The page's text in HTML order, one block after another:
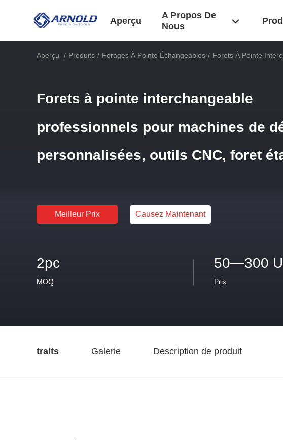
Aperçu
A Propos De
Nous
Aperçu / Produits / Forages À Pointe Échangeables / Forets À Pointe
Forets à pointe interchangeable
professionnels pour machines de
personnalisées, outils CNC, foret
Meilleur Prix Causez Maintenant
2pc
MOQ
50—300
Prix
traits Galerie Description de produit